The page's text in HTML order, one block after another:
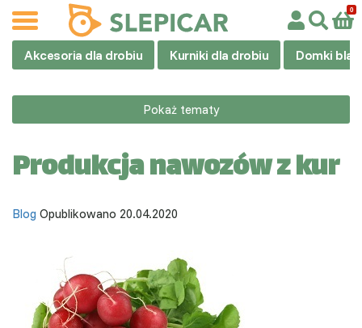
Akcesoria dla drobiu Kurniki dla drobiu Domki
Pokaż tematy
Produkcja nawozów z kur
Blog Opublikowano 20.04.2020